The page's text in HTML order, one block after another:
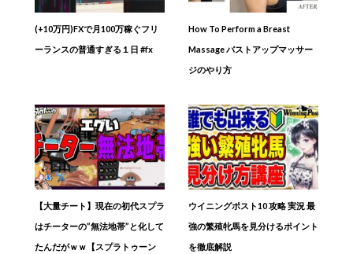
(+10万円)FXで月100万稼ぐフリ
ーランスの普通すぎる１日 #fx
How To Perform a Breast
Massage バストアップマッサー
ジのやり方
【大量チート】現在の初代スプラ
はチーターの”無法地帯”と化して
たんだがｗｗ【スプラトゥーン
ウイニングポスト10 攻略 実況 最
強の繁殖牝馬を見分けるポイント
を徹底解説